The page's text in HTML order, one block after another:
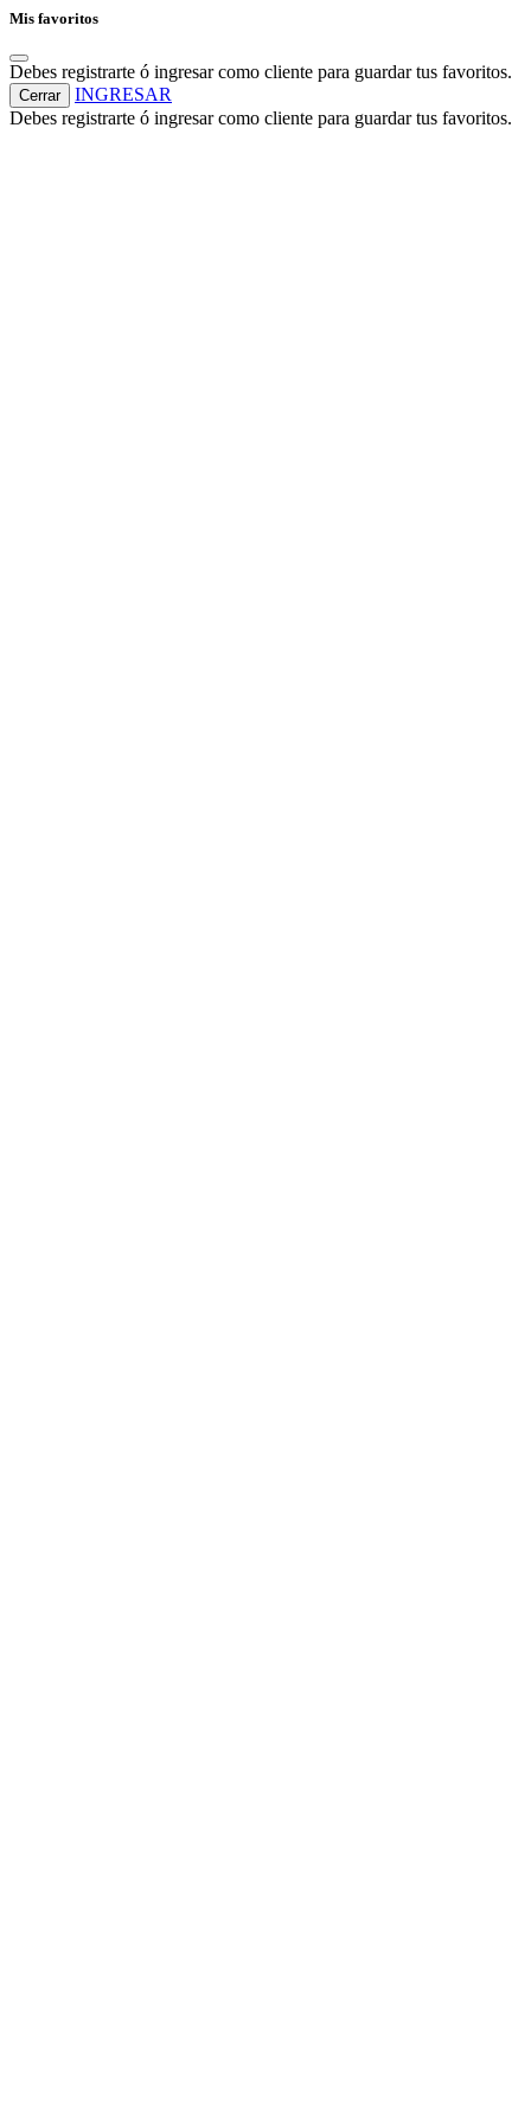
Mis favoritos
Debes registrarte ó ingresar como cliente para guardar tus favoritos.
Cerrar
INGRESAR
Debes registrarte ó ingresar como cliente para guardar tus favoritos.